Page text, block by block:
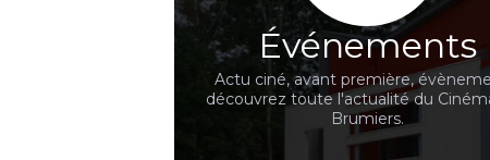
Événements
Actu ciné, avant première,
découvrez toute l'actualité du
Brumiers.